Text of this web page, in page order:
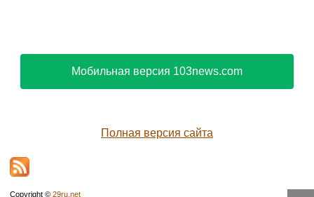
Мобильная версия 103news.com
Полная версия сайта
Copyright © 29ru.net